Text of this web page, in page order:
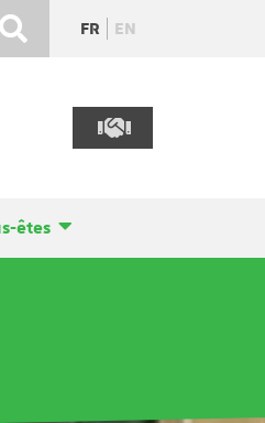
FR EN
êtes